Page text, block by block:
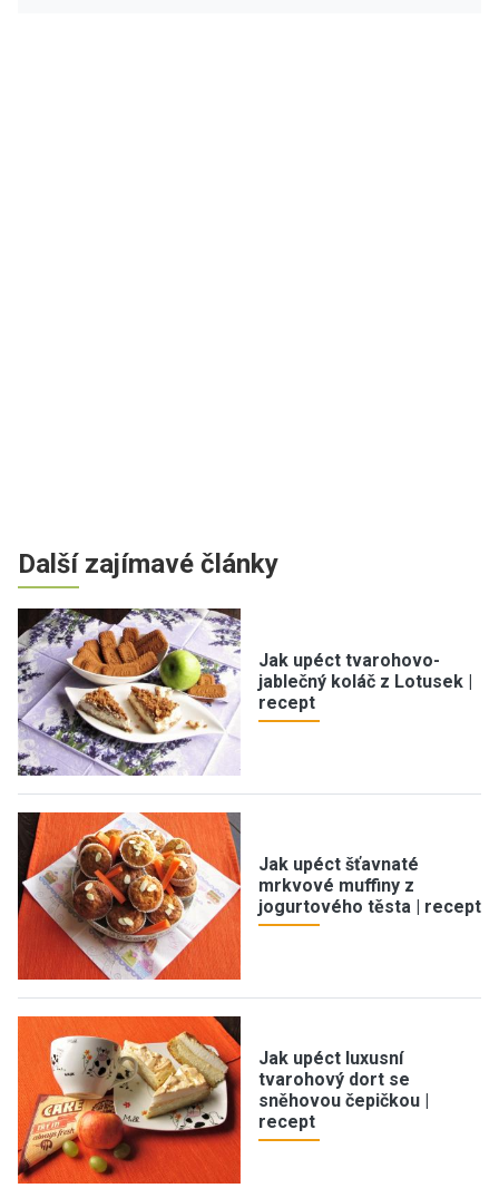
Další zajímavé články
Jak upéct tvarohovo-
jablečný koláč z Lotusek |
recept
Jak upéct šťavnaté
mrkvové muffiny z
jogurtového těsta | recept
Jak upéct luxusní
tvarohový dort se
sněhovou čepičkou |
recept